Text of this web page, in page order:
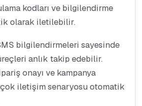
kodları ve bilgilendirme
olarak iletilebilir.
bilgilendirmeleri sayesinde
anlık takip edebilir.
onayı ve kampanya
iletişim senaryosu otomatik